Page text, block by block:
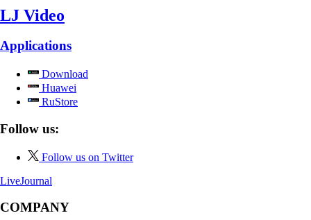
LJ Video
Applications
Download
Huawei
RuStore
Follow us:
Follow us on Twitter
LiveJournal
COMPANY